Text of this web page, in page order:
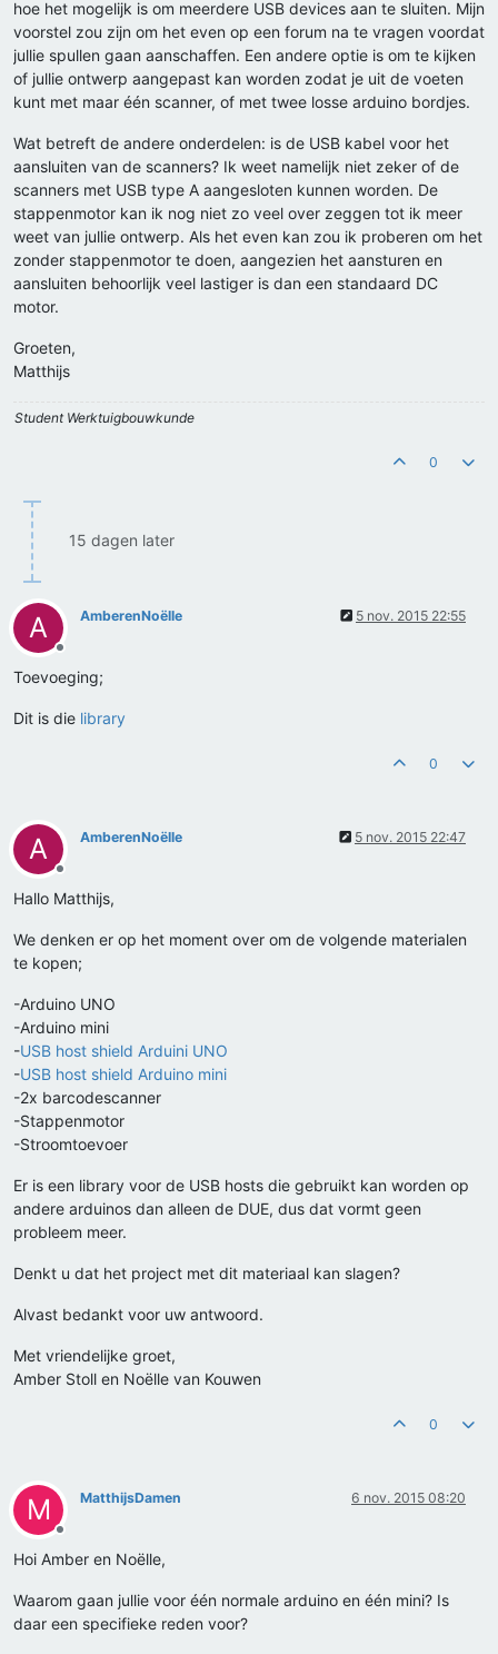
hoe het mogelijk is om meerdere USB devices aan te sluiten. Mijn
voorstel zou zijn om het even op een forum na te vragen voordat
jullie spullen gaan aanschaffen. Een andere optie is om te kijken
of jullie ontwerp aangepast kan worden zodat je uit de voeten
kunt met maar één scanner, of met twee losse arduino bordjes.
Wat betreft de andere onderdelen: is de USB kabel voor het
aansluiten van de scanners? Ik weet namelijk niet zeker of de
scanners met USB type A aangesloten kunnen worden. De
stappenmotor kan ik nog niet zo veel over zeggen tot ik meer
weet van jullie ontwerp. Als het even kan zou ik proberen om het
zonder stappenmotor te doen, aangezien het aansturen en
aansluiten behoorlijk veel lastiger is dan een standaard DC
motor.
Groeten,
Matthijs
Student Werktuigbouwkunde
0
15 dagen later
A
Offline
AmberenNoëlle 5 nov. 2015 22:55
Toevoeging;
Dit is die library
0
A
Offline
AmberenNoëlle 5 nov. 2015 22:47
Hallo Matthijs,
We denken er op het moment over om de volgende materialen
te kopen;
-Arduino UNO
-Arduino mini
-USB host shield Arduini UNO
-USB host shield Arduino mini
-2x barcodescanner
-Stappenmotor
-Stroomtoevoer
Er is een library voor de USB hosts die gebruikt kan worden op
andere arduinos dan alleen de DUE, dus dat vormt geen
probleem meer.
Denkt u dat het project met dit materiaal kan slagen?
Alvast bedankt voor uw antwoord.
Met vriendelijke groet,
Amber Stoll en Noëlle van Kouwen
0
M
Offline
MatthijsDamen 6 nov. 2015 08:20
Hoi Amber en Noëlle,
Waarom gaan jullie voor één normale arduino en één mini? Is
daar een specifieke reden voor?